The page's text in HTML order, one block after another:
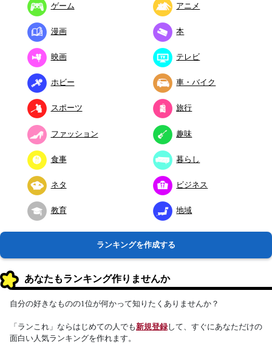
ゲーム アニメ
漫画 本
映画 テレビ
ホビー 車・バイク
スポーツ 旅行
ファッション 趣味
食事 暮らし
ネタ ビジネス
教育 地域
ランキングを作成する
あなたもランキング作りませんか
自分の好きなものの1位が何かって知りたくありませんか？
「ランこれ」ならはじめての人でも新規登録して、すぐにあなただけの
面白い人気ランキングを作れます。